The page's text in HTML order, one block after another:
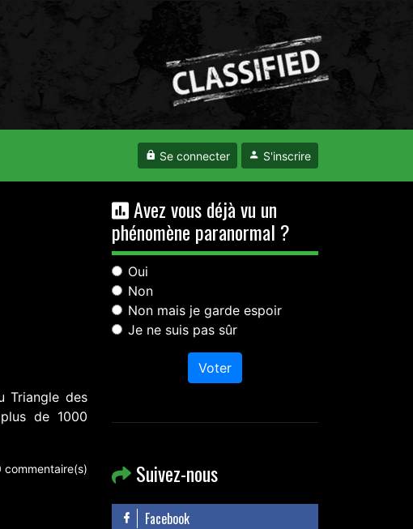
Se connecter S'inscrire
Triangle des
de 1000
Avez vous déjà vu un
phénomène paranormal ?
Oui
Non
Non mais je garde espoir
Je ne suis pas sûr
Voter
Suivez-nous
Facebook